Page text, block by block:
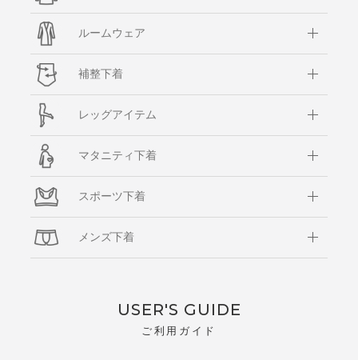
ルームウェア
補整下着
レッグアイテム
マタニティ下着
スポーツ下着
メンズ下着
USER'S GUIDE
ご利用ガイド